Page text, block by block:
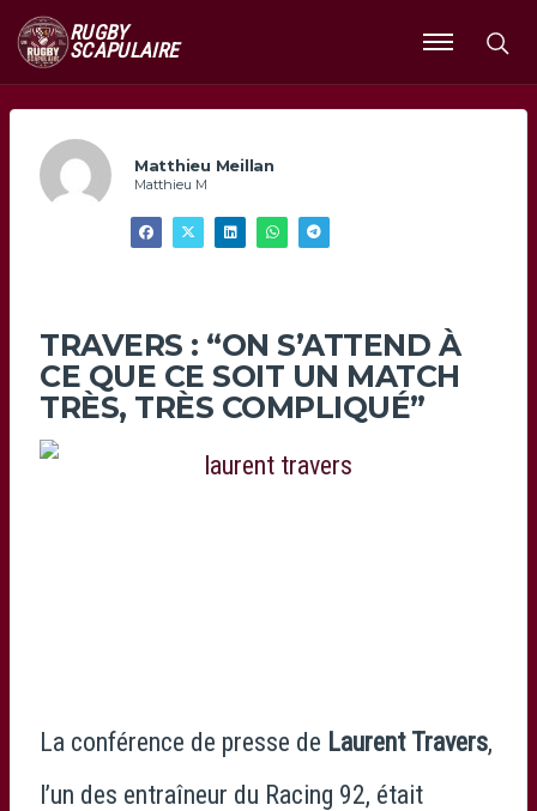
RUGBY
SCAPULAIRE
Ouvrir
le
Matthieu Meillan
Matthieu M
TRAVERS : “ON S’ATTEND À
CE QUE CE SOIT UN MATCH
TRÈS, TRÈS COMPLIQUÉ”
La conférence de presse de Laurent Travers,
l’un des entraîneur du Racing 92, était